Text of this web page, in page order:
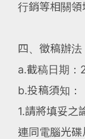
行銷等相關
四、徵稿辦法
a.截稿日期
b.投稿須知：
1.請將填妥之
連同電腦光碟